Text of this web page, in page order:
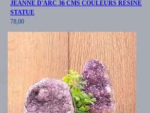
JEANNE D'ARC 36 CMS COULEURS RESINE
STATUE
78,00